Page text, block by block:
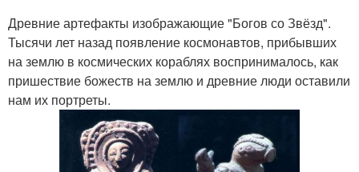
Древние артефакты изображающие "Богов со Звёзд".
Тысячи лет назад появление космонавтов, прибывших
на землю в космических кораблях воспринималось, как
пришествие божеств на землю и древние люди оставили
нам их портреты.